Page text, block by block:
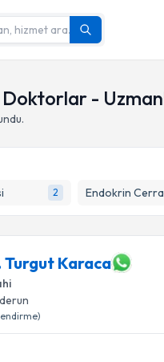
Doktorlar -
2 Endokrin
Turgut Karaca